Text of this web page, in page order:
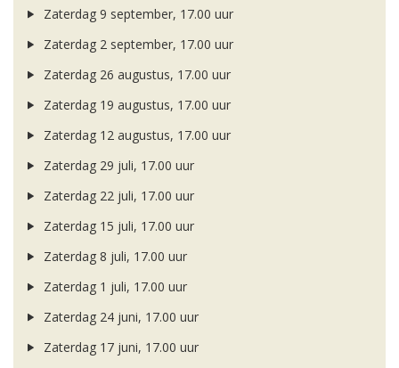
Zaterdag 9 september, 17.00 uur
Zaterdag 2 september, 17.00 uur
Zaterdag 26 augustus, 17.00 uur
Zaterdag 19 augustus, 17.00 uur
Zaterdag 12 augustus, 17.00 uur
Zaterdag 29 juli, 17.00 uur
Zaterdag 22 juli, 17.00 uur
Zaterdag 15 juli, 17.00 uur
Zaterdag 8 juli, 17.00 uur
Zaterdag 1 juli, 17.00 uur
Zaterdag 24 juni, 17.00 uur
Zaterdag 17 juni, 17.00 uur